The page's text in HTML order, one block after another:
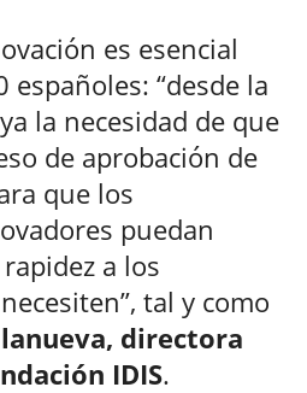
es esencial
españoles: “desde la
la necesidad de que
de aprobación de
que los
puedan
a los
tal y como
directora
IDIS.